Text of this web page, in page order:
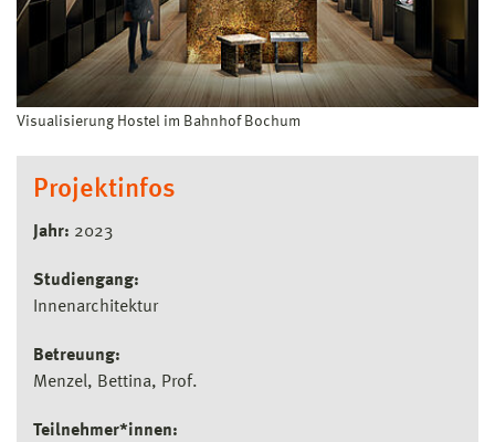
Visualisierung Hostel im Bahnhof Bochum
Projektinfos
Jahr: 2023
Studiengang:
Innenarchitektur
Betreuung:
Menzel, Bettina, Prof.
Teilnehmer*innen: